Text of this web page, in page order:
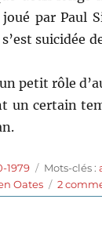
par Paul
suicidée
petit rôle
certain
1979 Étiquettes
Mots-clés :
Oates 2